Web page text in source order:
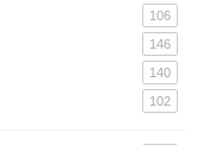
106
146
140
102